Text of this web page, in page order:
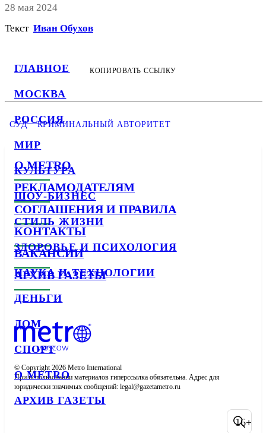
ГЛАВНОЕ
МОСКВА
РОССИЯ
МИР
КУЛЬТУРА
ШОУ-БИЗНЕС
СТИЛЬ ЖИЗНИ
ЗДОРОВЬЕ И ПСИХОЛОГИЯ
НАУКА И ТЕХНОЛОГИИ
ДЕНЬГИ
ДОМ
СПОРТ
О METRO
АРХИВ ГАЗЕТЫ
28 мая 2024
Текст Иван Обухов
КОПИРОВАТЬ ССЫЛКУ
СУД КРИМИНАЛЬНЫЙ АВТОРИТЕТ
О METRO
РЕКЛАМОДАТЕЛЯМ
СОГЛАШЕНИЯ И ПРАВИЛА
КОНТАКТЫ
ВАКАНСИИ
АРХИВ ГАЗЕТЫ
© Copyright 2026 Metro International
При использовании материалов гиперссылка обязательна. Адрес для
юридически значимых сообщений:
16+